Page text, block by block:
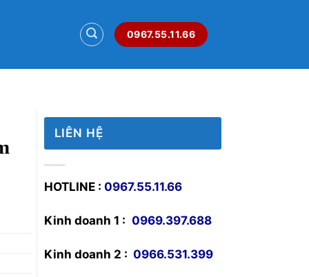
0967.55.11.66
LIÊN HỆ
HOTLINE : 0967.55.11.66
Kinh doanh 1 : 0969.397.688
Kinh doanh 2 : 0966.531.399